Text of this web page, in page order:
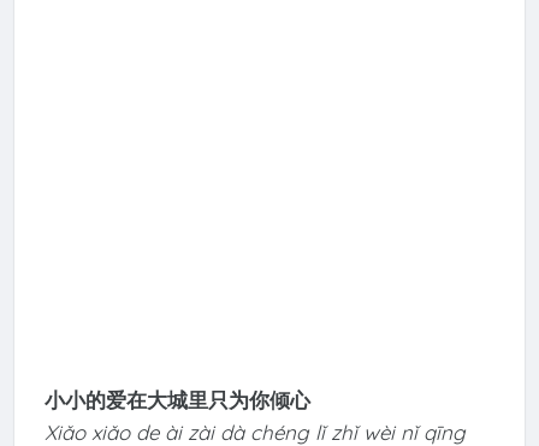
小小的爱在大城里只为你倾心
Xiǎo xiǎo de ài zài dà chéng lǐ zhǐ wèi nǐ qīng